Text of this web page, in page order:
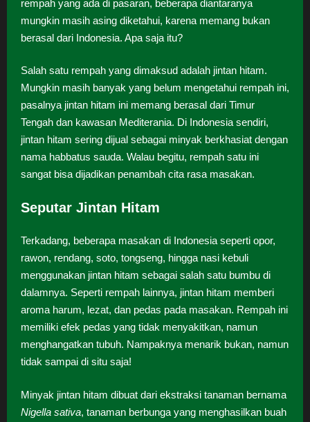
rempah yang ada di pasaran, beberapa diantaranya
mungkin masih asing diketahui, karena memang bukan
berasal dari Indonesia. Apa saja itu?
Salah satu rempah yang dimaksud adalah jintan hitam.
Mungkin masih banyak yang belum mengetahui rempah ini,
pasalnya jintan hitam ini memang berasal dari Timur
Tengah dan kawasan Mediterania. Di Indonesia sendiri,
jintan hitam sering dijual sebagai minyak berkhasiat dengan
nama habbatus sauda. Walau begitu, rempah satu ini
sangat bisa dijadikan penambah cita rasa masakan.
Seputar Jintan Hitam
Terkadang, beberapa masakan di Indonesia seperti opor,
rawon, rendang, soto, tongseng, hingga nasi kebuli
menggunakan jintan hitam sebagai salah satu bumbu di
dalamnya. Seperti rempah lainnya, jintan hitam memberi
aroma harum, lezat, dan pedas pada masakan. Rempah ini
memiliki efek pedas yang tidak menyakitkan, namun
menghangatkan tubuh. Nampaknya menarik bukan, namun
tidak sampai di situ saja!
Minyak jintan hitam dibuat dari ekstraksi tanaman bernama
Nigella sativa, tanaman berbunga yang menghasilkan buah